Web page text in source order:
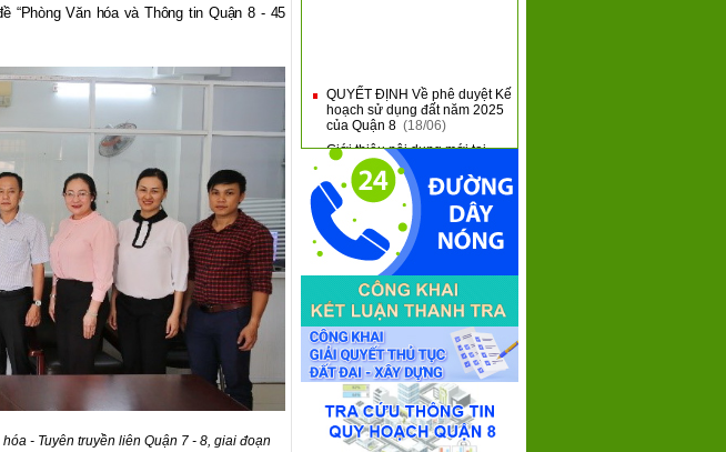
“Phòng Văn hóa và Thông tin Quận 8 - 45
- Tuyên truyền liên Quận 7 - 8, giai đoạn
hoạch sử dụng đất năm 2025
của Quận 8(18/06)
Giới thiệu nội dung mới tại
Thông tư 31 và Thông tư 32
của Bộ Tài Chính
■ QUẬN 8 KHAI MẠC HỘI THAO
QUỐC PHÒNG NĂM 2025
(09/06)
■QUẬN 8: SƠ KẾT 05 NĂM
THỰC HIỆN CHƯƠNG TRÌNH
TỔNG THỂ CẢI CÁCH HÀNH
CHÍNH NHÀ NƯỚC GIAI
ĐOẠN 2021 - 2030(08/06)
■QUẬN 8 TIẾP XÚC, ĐỐI
THOẠI VỚI DOANH NGHIỆP
TRÊN ĐỊA BÀN NĂM 2025
(05/06)